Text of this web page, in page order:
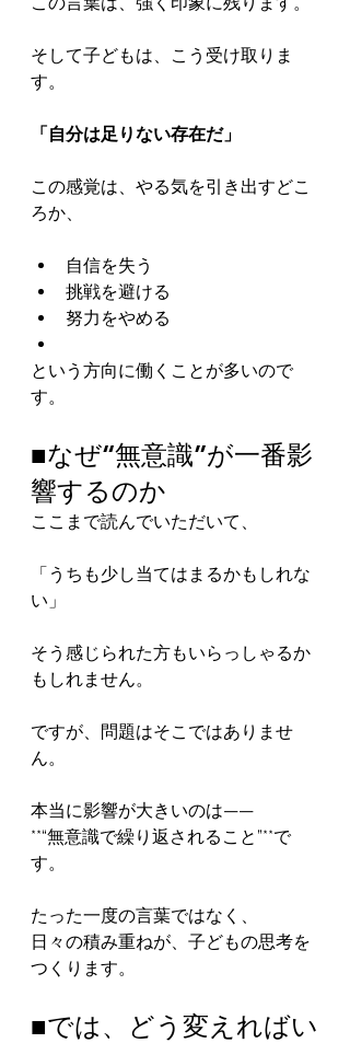
そして子どもは、こう受け取りま
す。
「自分は足りない存在だ」
この感覚は、やる気を引き出すどこ
ろか、
自信を失う
挑戦を避ける
努力をやめる
という方向に働くことが多いので
す。
■なぜ“無意識”が一番影
響するのか
ここまで読んでいただいて、
「うちも少し当てはまるかもしれな
い」
そう感じられた方もいらっしゃるか
もしれません。
ですが、問題はそこではありませ
ん。
本当に影響が大きいのは——
**“無意識で繰り返されること”**で
す。
たった一度の言葉ではなく、
日々の積み重ねが、子どもの思考を
つくります。
■では、どう変えればい